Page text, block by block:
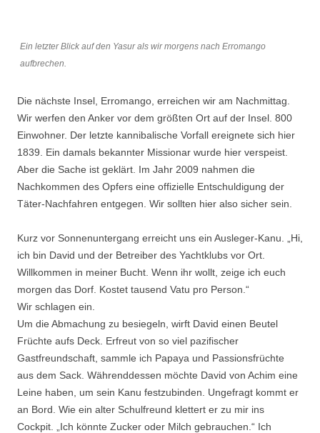
Ein letzter Blick auf den Yasur als wir morgens nach Erromango
aufbrechen.
Die nächste Insel, Erromango, erreichen wir am Nachmittag.
Wir werfen den Anker vor dem größten Ort auf der Insel. 800
Einwohner. Der letzte kannibalische Vorfall ereignete sich hier
1839. Ein damals bekannter Missionar wurde hier verspeist.
Aber die Sache ist geklärt. Im Jahr 2009 nahmen die
Nachkommen des Opfers eine offizielle Entschuldigung der
Täter-Nachfahren entgegen. Wir sollten hier also sicher sein.
Kurz vor Sonnenuntergang erreicht uns ein Ausleger-Kanu. „Hi,
ich bin David und der Betreiber des Yachtklubs vor Ort.
Willkommen in meiner Bucht. Wenn ihr wollt, zeige ich euch
morgen das Dorf. Kostet tausend Vatu pro Person.“
Wir schlagen ein.
Um die Abmachung zu besiegeln, wirft David einen Beutel
Früchte aufs Deck. Erfreut von so viel pazifischer
Gastfreundschaft, sammle ich Papaya und Passionsfrüchte
aus dem Sack. Währenddessen möchte David von Achim eine
Leine haben, um sein Kanu festzubinden. Ungefragt kommt er
an Bord. Wie ein alter Schulfreund klettert er zu mir ins
Cockpit. „Ich könnte Zucker oder Milch gebrauchen.“ Ich